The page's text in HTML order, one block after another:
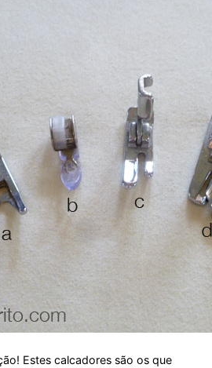
Estes calcadores são os que